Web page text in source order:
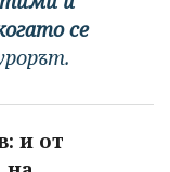
се
и от